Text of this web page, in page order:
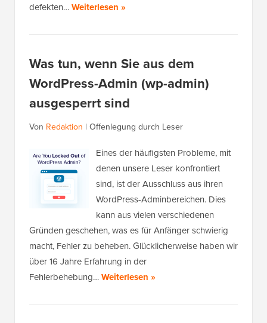
defekten…Weiterlesen »
Was tun, wenn Sie aus dem
WordPress-Admin (wp-admin)
ausgesperrt sind
Von Redaktion | Offenlegung durch Leser
Eines der häufigsten Probleme, mit
denen unsere Leser konfrontiert
sind, ist der Ausschluss aus ihren
WordPress-Adminbereichen. Dies
kann aus vielen verschiedenen
Gründen geschehen, was es für Anfänger schwierig
macht, Fehler zu beheben. Glücklicherweise haben wir
über 16 Jahre Erfahrung in der
Fehlerbehebung…Weiterlesen »